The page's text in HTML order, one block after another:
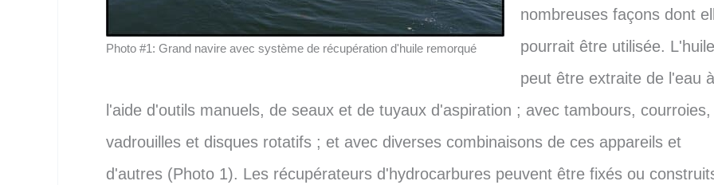
Photo #1: Grand navire avec système de récupération d'huile remorqué
nombreuses façons dont
pourrait être utilisée. L'huile
peut être extraite de l'eau à
l'aide d'outils manuels, de seaux et de tuyaux d'aspiration ; avec tambours, courroies,
vadrouilles et disques rotatifs ; et avec diverses combinaisons de ces appareils et
d'autres (Photo 1). Les récupérateurs d'hydrocarbures peuvent être fixés ou